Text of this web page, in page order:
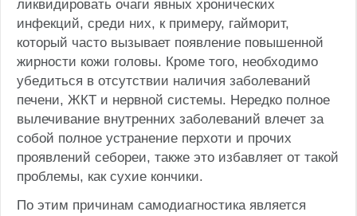
ликвидировать очаги явных хронических
инфекций, среди них, к примеру, гайморит,
который часто вызывает появление повышенной
жирности кожи головы. Кроме того, необходимо
убедиться в отсутствии наличия заболеваний
печени, ЖКТ и нервной системы. Нередко полное
вылечивание внутренних заболеваний влечет за
собой полное устранение перхоти и прочих
проявлений себореи, также это избавляет от такой
проблемы, как сухие кончики.
По этим причинам самодиагностика является